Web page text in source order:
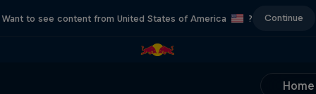
Want to see content from United States of America ? Continue
Home
Popovici Story